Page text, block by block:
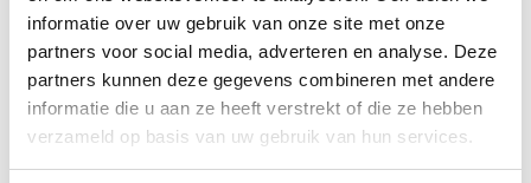
informatie over uw gebruik van onze site met onze
partners voor social media, adverteren en analyse. Deze
partners kunnen deze gegevens combineren met andere
informatie die u aan ze heeft verstrekt of die ze hebben
verzameld op basis van uw gebruik van hun services.
een snellere persoonscontrole.
Eigen paspoort kinderen
Sinds 2012 moet iedereen een eigen reisdocument
hebben. Kinderen kunnennietmeer worden
bijgeschreven in het paspoort van de ouders of
gezaghebber. Bestaande bijschrijvingen zijn niet meer